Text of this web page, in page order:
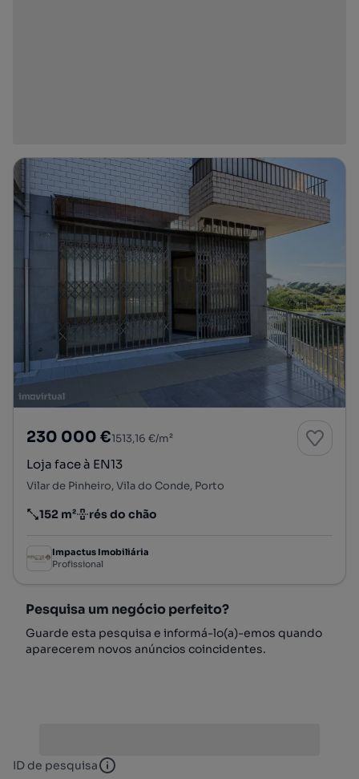
230 000 €1513,16 €/m²
Loja face à EN13
Vilar de Pinheiro, Vila do Conde, Porto
Preço por metro quadrado
152 m²
Andar rés do chão
Impactus Imobiliária
Profissional
Pesquisa um negócio perfeito?
Guarde esta pesquisa e informá-lo(a)-emos quando
aparecerem novos anúncios coincidentes.
ID de pesquisa ID de pesquisa